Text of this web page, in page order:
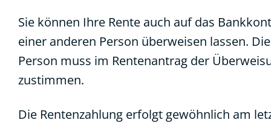
Sie können Ihre Rente auch auf das
einer anderen Person überweisen lassen.
Person muss im Rentenantrag der
zustimmen.
Die Rentenzahlung erfolgt gewöhnlich am